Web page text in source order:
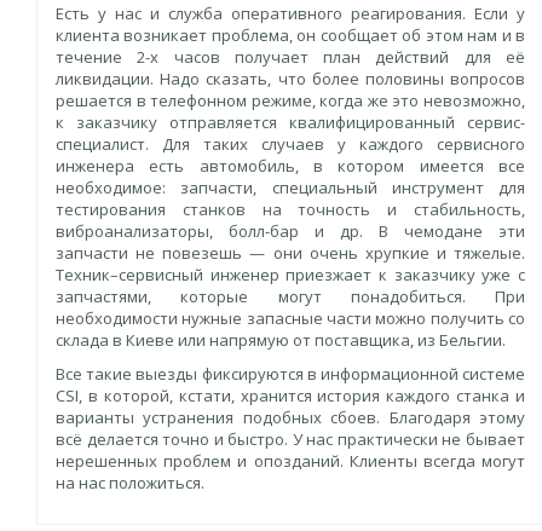
Есть у нас и служба оперативного реа­гирования. Если у
клиента возникает проблема, он сообщает об этом нам и в
течение 2-х часов получает план действий для её
ликвидации. Надо сказать, что более половины вопросов
решается в телефонном режиме, когда же это невозможно,
к заказчику отправляется квалифицированный сервис-
специалист. Для таких случаев у каждого сервисного
инженера есть автомобиль, в котором имеется все
необходимое: запчасти, специальный инструмент для
тестирования станков на точность и стабильность,
виброанализаторы, болл-бар и др. В чемодане эти
запчасти не повезешь — они очень хрупкие и тяжелые.
Техник–сервисный инженер приезжает к заказчику уже с
запчастями, которые могут понадобиться. При
необходимости нужные запасные части можно получить со
склада в Киеве или напрямую от поставщика, из Бельгии.
Все такие выезды фиксируются в информационной системе
CSI, в которой, кстати, хранится история каждого станка и
варианты устранения подобных сбоев. Благодаря этому
всё делается точно и быстро. У нас практически не бывает
нерешенных проблем и опозданий. Клиенты всегда могут
на нас положиться.